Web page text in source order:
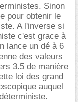
Sinon
pour obtenir le
A l'inverse si
c'est grace à
lance un dé à 6
des valeurs
3.5 de manière
loi des grand
auquel